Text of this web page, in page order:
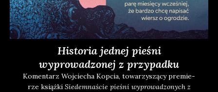
Historia jednej pieśni
wyprowadzonej z przypadku
Komen­tarz Woj­cie­cha Kop­cia, towa­rzy­szą­cy pre­mie­
rze książ­ki Sie­dem­na­ście pie­śni wypro­wa­dzo­nych z